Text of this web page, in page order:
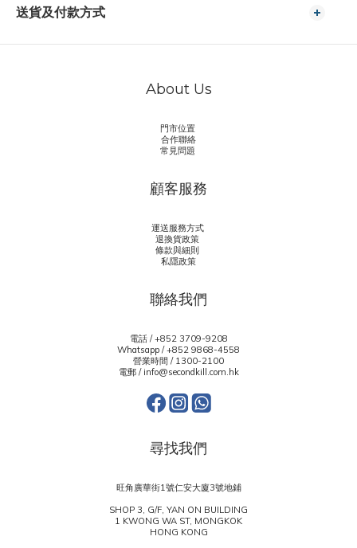
送貨及付款方式
About Us
門市位置
合作聯絡
常見問題
顧客服務
運送服務方式
退換貨政策
條款與細則
私隱政策
聯絡我們
電話 / +852 3709-9208
Whatsapp /+852 9868-4558
營業時間 / 1300-2100
電郵 / info@secondkill.com.hk
尋找我們
旺角廣華街1號仁安大廈3號地鋪
SHOP 3, G/F, YAN ON BUILDING
1 KWONG WA ST, MONGKOK
HONG KONG